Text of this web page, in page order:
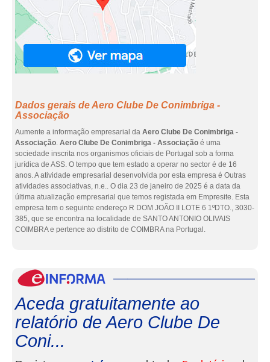
Dados gerais de Aero Clube De Conimbriga -
Associação
Aumente a informação empresarial da Aero Clube De Conimbriga -
Associação. Aero Clube De Conimbriga - Associação é uma
sociedade inscrita nos organismos oficiais de Portugal sob a forma
jurídica de ASS. O tempo que tem estado a operar no sector é de 16
anos. A atividade empresarial desenvolvida por esta empresa é Outras
atividades associativas, n.e.. O dia 23 de janeiro de 2025 é a data da
última atualização empresarial que temos registada em Empresite. Esta
empresa tem o seguinte endereço R DOM JOÃO II LOTE 6 1ºDTO., 3030-
385, que se encontra na localidade de SANTO ANTONIO OLIVAIS
COIMBRA e pertence ao distrito de COIMBRA na Portugal.
Aceda gratuitamente ao
relatório de Aero Clube De
Coni...